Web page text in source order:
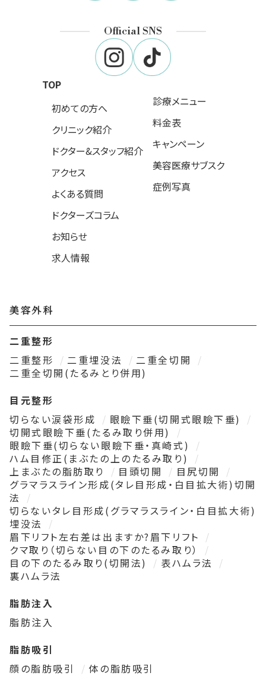
Official SNS
TOP
初めての方へ
クリニック紹介
ドクター&スタッフ紹介
アクセス
よくある質問
ドクターズコラム
お知らせ
求人情報
診療メニュー
料金表
キャンペーン
美容医療サブスク
症例写真
美容外科
二重整形
二重整形
二重埋没法
二重全切開
二重全切開(たるみとり併用)
目元整形
切らない涙袋形成
眼瞼下垂(切開式眼瞼下垂)
切開式眼瞼下垂(たるみ取り併用)
眼瞼下垂(切らない眼瞼下垂・真崎式)
ハム目修正(まぶたの上のたるみ取り)
上まぶたの脂肪取り
目頭切開
目尻切開
グラマラスライン形成(タレ目形成・白目拡大術)切開
法
切らないタレ目形成(グラマラスライン・白目拡大術)
埋没法
眉下リフト左右差は出ますか?眉下リフト
クマ取り（切らない目の下のたるみ取り）
目の下のたるみ取り(切開法)
表ハムラ法
裏ハムラ法
脂肪注入
脂肪注入
脂肪吸引
顔の脂肪吸引
体の脂肪吸引